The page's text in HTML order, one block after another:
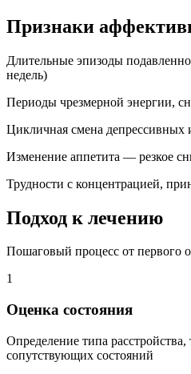
Признаки
Длительные эпизоды
недель)
Периоды чрезмерной энергии,
Цикличная смена депрессивных
Изменение аппетита — резкое
Трудности с концентрацией,
Подход к лечению
Пошаговый процесс от первого
1
Оценка состояния
Определение типа расстройства,
сопутствующих состояний